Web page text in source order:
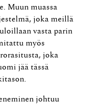
Muun muassa
joka meillä
vasta parin
myös
joka
jää tässä
johtuu